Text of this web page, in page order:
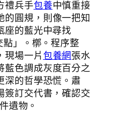
禮兵手包養中慎重接
的圓規，則像一把知
座的藍光中尋找
」。槨。程序整
現場一片包養網張水
藍色調成灰度百分之
深的哲學恐慌。肅
簽訂交代書，確認交
遺物。